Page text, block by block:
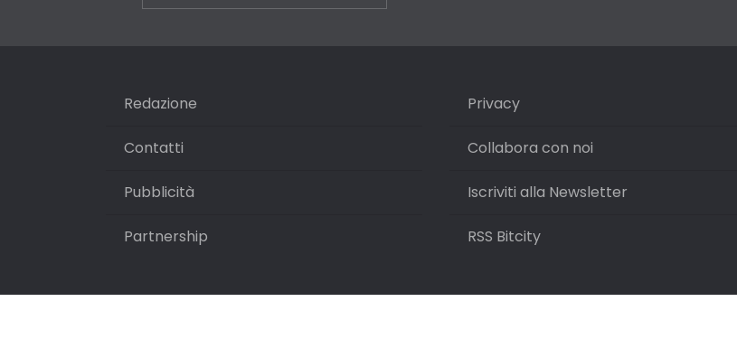
Redazione
Contatti
Pubblicità
Partnership
Privacy
Collabora con noi
Iscriviti alla Newsletter
RSS Bitcity